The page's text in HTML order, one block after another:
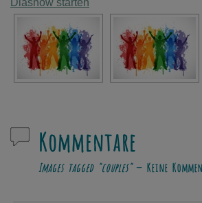
Diashow starten
Kommentare
Images tagged "couples"— Keine